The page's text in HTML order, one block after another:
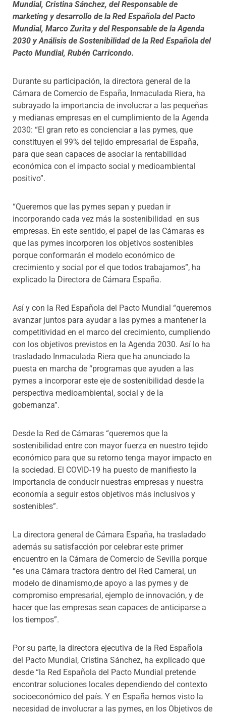
Mundial, Cristina Sánchez, del Responsable de
marketing y desarrollo de la Red Española del Pacto
Mundial, Marco Zurita y del Responsable de la Agenda
2030 y Análisis de Sostenibilidad de la Red Española del
Pacto Mundial, Rubén Carricondo.
Durante su participación, la directora general de la
Cámara de Comercio de España, Inmaculada Riera, ha
subrayado la importancia de involucrar a las pequeñas
y medianas empresas en el cumplimiento de la Agenda
2030: “El gran reto es concienciar a las pymes, que
constituyen el 99% del tejido empresarial de España,
para que sean capaces de asociar la rentabilidad
económica con el impacto social y medioambiental
positivo”.
“Queremos que las pymes sepan y puedan ir
incorporando cada vez más la sostenibilidad en sus
empresas. En este sentido, el papel de las Cámaras es
que las pymes incorporen los objetivos sostenibles
porque conformarán el modelo económico de
crecimiento y social por el que todos trabajamos”, ha
explicado la Directora de Cámara España.
Así y con la Red Española del Pacto Mundial “queremos
avanzar juntos para ayudar a las pymes a mantener la
competitividad en el marco del crecimiento, cumpliendo
con los objetivos previstos en la Agenda 2030. Así lo ha
trasladado Inmaculada Riera que ha anunciado la
puesta en marcha de “programas que ayuden a las
pymes a incorporar este eje de sostenibilidad desde la
perspectiva medioambiental, social y de la
gobernanza”.
Desde la Red de Cámaras “queremos que la
sostenibilidad entre con mayor fuerza en nuestro tejido
económico para que su retorno tenga mayor impacto en
la sociedad. El COVID-19 ha puesto de manifiesto la
importancia de conducir nuestras empresas y nuestra
economía a seguir estos objetivos más inclusivos y
sostenibles”.
La directora general de Cámara España, ha trasladado
además su satisfacción por celebrar este primer
encuentro en la Cámara de Comercio de Sevilla porque
“es una Cámara tractora dentro del Red Cameral, un
modelo de dinamismo,de apoyo a las pymes y de
compromiso empresarial, ejemplo de innovación, y de
hacer que las empresas sean capaces de anticiparse a
los tiempos”.
Por su parte, la directora ejecutiva de la Red Española
del Pacto Mundial, Cristina Sánchez, ha explicado que
desde “la Red Española del Pacto Mundial pretende
encontrar soluciones locales dependiendo del contexto
socioeconómico del país. Y en España hemos visto la
necesidad de involucrar a las pymes, en los Objetivos de